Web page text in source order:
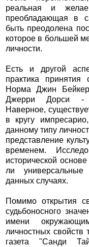
реальная и
преобладающая в
быть преодолена
которое в большей
личности.
Есть и другой
практика принятия
Норма Джин
Джерри Дорси -
Наверное,
в кругу
данному типу
представление
временем.
исторической
ли
данных случаях.
Помимо открытия
судьбоносного
имени
личностных свойств
газета "Санди